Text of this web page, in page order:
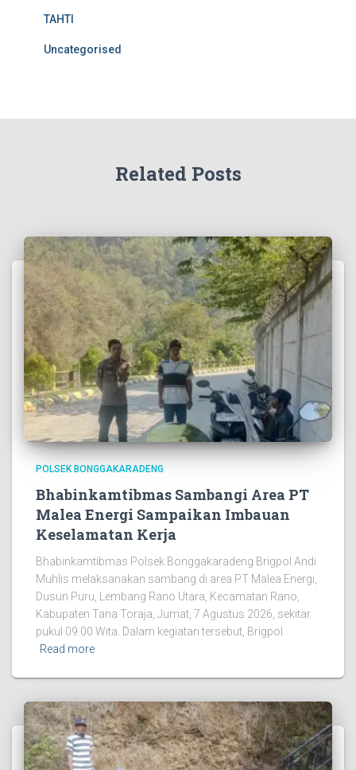
TAHTI
Uncategorised
Related Posts
POLSEK BONGGAKARADENG
Bhabinkamtibmas Sambangi Area PT
Malea Energi Sampaikan Imbauan
Keselamatan Kerja
Bhabinkamtibmas Polsek Bonggakaradeng Brigpol Andi
Muhlis melaksanakan sambang di area PT Malea Energi,
Dusun Puru, Lembang Rano Utara, Kecamatan Rano,
Kabupaten Tana Toraja, Jumat, 7 Agustus 2026, sekitar
pukul 09.00 Wita. Dalam kegiatan tersebut, Brigpol
Read more